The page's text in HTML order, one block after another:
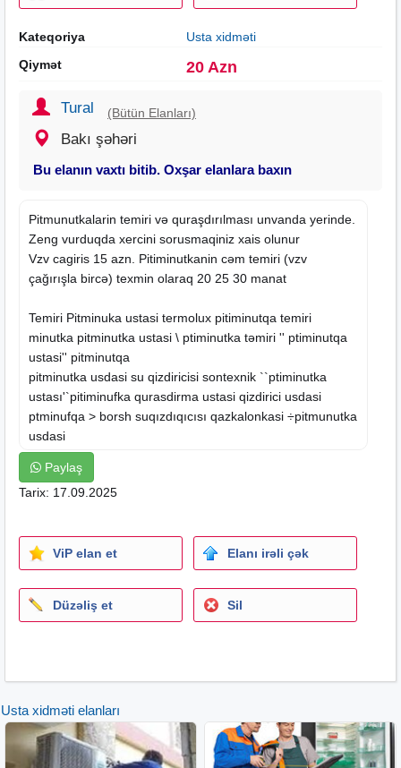
Kateqoriya
Usta xidməti
Qiymət
20 Azn
Tural (Bütün Elanları)
Bakı şəhəri
Bu elanın vaxtı bitib. Oxşar elanlara baxın
Pitmunutkalarin temiri və quraşdırılması unvanda yerinde.
Zeng vurduqda xercini sorusmaqiniz xais olunur
Vzv cagiris 15 azn. Pitiminutkanin cəm temiri (vzv
çağırışla bircə) texmin olaraq 20 25 30 manat
Temiri Pitminuka ustasi termolux pitiminutqa temiri
minutka pitminutka ustasi \ ptiminutka təmiri '' ptiminutqa
ustasi'' pitminutqa
pitminutka usdasi su qizdiricisi sontexnik ``ptiminutka
ustası'`pitiminufka qurasdirma ustasi qizdirici usdasi
ptminufqa > borsh suqızdıqıcısı qazkalonkasi ÷pitmunutka
usdasi
usta santexnik termet >pitiminutkatemiri qızdırıcı
ustanivka master sontexnika pitminutkatemiri. minutka
termogas$ qurasdirilmasi © pitmunutka ustasi ®
sistemleri usta usda
Paylaş
Tarix: 17.09.2025
ViP elan et Elanı irəli çək
Düzəliş et Sil
Usta xidməti elanları